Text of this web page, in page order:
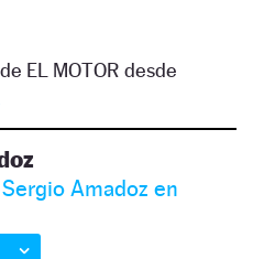
EL MOTOR desde
Amadoz en